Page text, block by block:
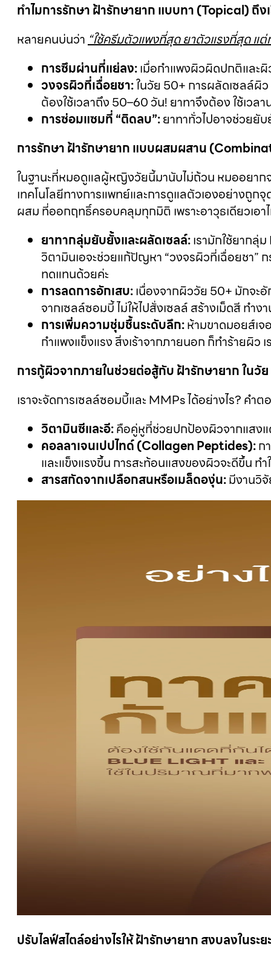
ทำไมการรักษา ฝ้ารักษายาก แบบทา (Topical) ถึง
หลายคนบ่นว่า“ใช้ครีมตัวแพงที่สุด ยาตัวแรงที่สุด แต่
การซึมผ่านที่แย่ลง:เมื่อกำแพงผิวผิดปกติและผิ
วงจรผิวที่เฉื่อยชา:ในวัย 50+ การผลัดเซลล์ผิ
ต้องใช้เวลาถึง 50–60 วัน! ยาทาจึงต้อง ใช้เวล
การซ่อมแซมที่ “ติดลบ”:ยาทาทั่วไปอาจช่วยยั
การรักษา ฝ้ารักษายาก แบบผสมผสาน
ในฐานะที่หมอดูแลผู้หญิงวัยนี้มานับไม่ถ้วน หมออยาก
เทคโนโลยีทางการแพทย์และการดูแลตัวเองอย่างถูก
ผสม ที่ออกฤทธิ์ครอบคลุมทุกมิติ เพราะอาวุธเดียวเอา
ยาทากลุ่มยับยั้งและผลัดเซลล์:เรามักใช้ยาก
วิตามินเอจะช่วยแก้ปัญหา “วงจรผิวที่เฉื่อยชา”
ทดแทนด้วยค่ะ
การลดการอักเสบ:เนื่องจากผิววัย 50+ มักจะ
จากเซลล์ซอมบี้ ไม่ให้ไปสั่งเซลล์ สร้างเม็ดสี ทำง
การเพิ่มความชุ่มชื้นระดับลึก:ห้ามขาดมอยส์เ
กำแพงแข็งแรง สิ่งเร้าจากภายนอก ก็ทำร้ายผิว
การกู้ผิวจากภายในช่วยต่อสู้กับ ฝ้ารักษายาก ในวัย
เราจะจัดการเซลล์ซอมบี้และ MMPs ได้อย่างไร? ค
วิตามินซีและอี:คือคู่หูที่ช่วยปกป้องผิวจากแสงแ
คอลลาเจนเปปไทด์ (Collagen Peptides):ก
และแข็งแรงขึ้น การสะท้อนแสงของผิวจะดีขึ้น ท
สารสกัดจากเปลือกสนหรือเมล็ดองุ่น:มีงานวิ
ปรับไลฟ์สไตล์อย่างไรให้ ฝ้ารักษายาก สงบลงในระย